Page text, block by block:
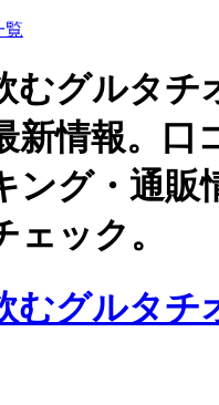
覧
むグルタチ
新情報。口
ング・通販
ェック。
むグルタチ